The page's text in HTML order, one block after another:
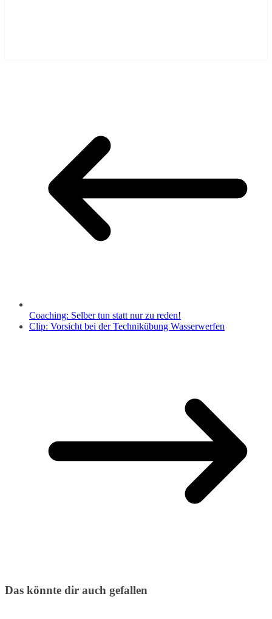
Coaching: Selber tun statt nur zu reden!
Clip: Vorsicht bei der Technikübung Wasserwerfen
Das könnte dir auch gefallen